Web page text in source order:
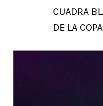
CUADRA
DE LA